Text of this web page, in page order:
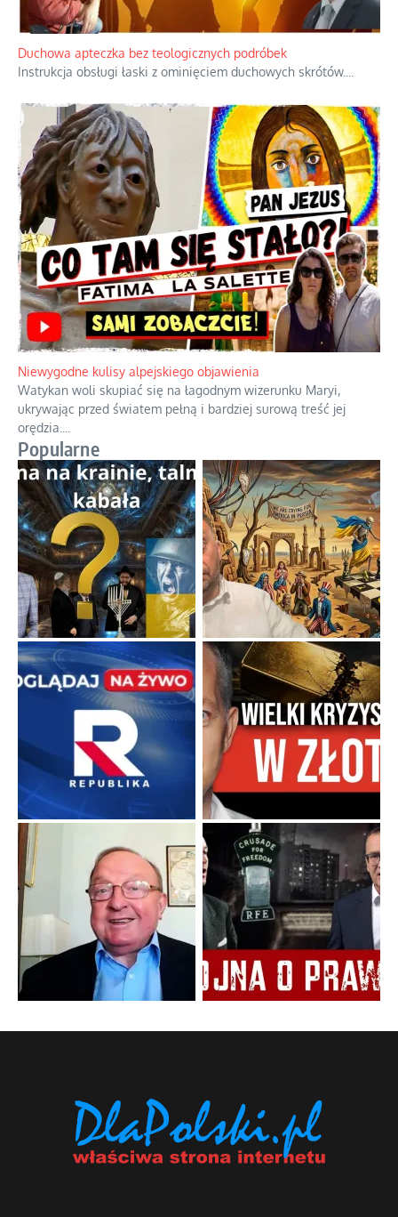
Duchowa apteczka bez teologicznych podróbek
Instrukcja obsługi łaski z ominięciem duchowych skrótów.
Niewygodne kulisy alpejskiego objawienia
Watykan woli skupiać się na łagodnym wizerunku Maryi,
ukrywając przed światem pełną i bardziej surową treść jej
orędzia.
Popularne